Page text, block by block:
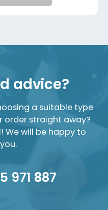
advice?
a suitable type
order straight away?
We will be happy to
971 887